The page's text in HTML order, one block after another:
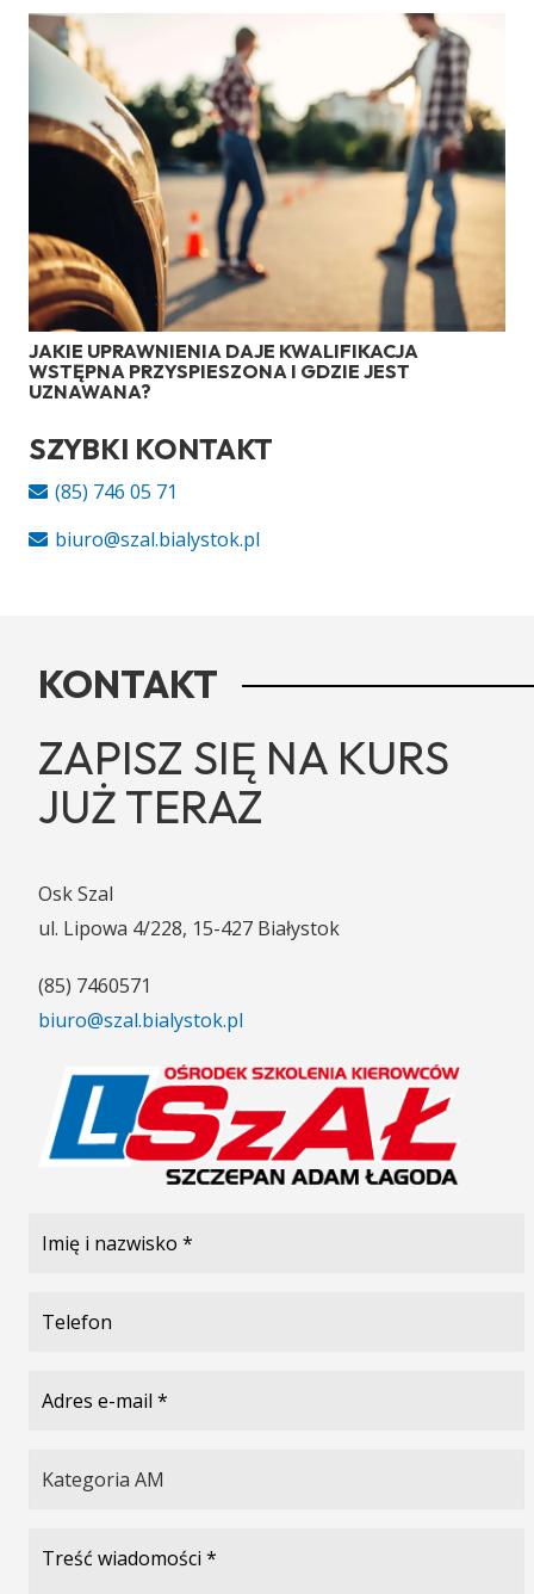
JAKIE UPRAWNIENIA DAJE KWALIFIKACJA
WSTĘPNA PRZYSPIESZONA I GDZIE JEST
UZNAWANA?
SZYBKI KONTAKT
(85) 746 05 71
biuro@szal.bialystok.pl
KONTAKT
ZAPISZ SIĘ NA KURS
JUŻ TERAZ
Osk Szal
ul. Lipowa 4/228, 15-427 Białystok
(85) 7460571
biuro@szal.bialystok.pl